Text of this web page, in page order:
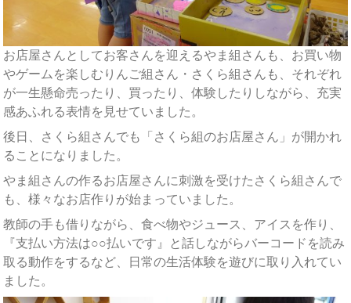
お店屋さんとしてお客さんを迎えるやま組さんも、お買い物
やゲームを楽しむりんご組さん・さくら組さんも、それぞれ
が一生懸命売ったり、買ったり、体験したりしながら、充実
感あふれる表情を見せていました。
後日、さくら組さんでも「さくら組のお店屋さん」が開かれ
ることになりました。
やま組さんの作るお店屋さんに刺激を受けたさくら組さんで
も、様々なお店作りが始まっていました。
教師の手も借りながら、食べ物やジュース、アイスを作り、
『支払い方法は○○払いです』と話しながらバーコードを読み
取る動作をするなど、日常の生活体験を遊びに取り入れてい
ました。